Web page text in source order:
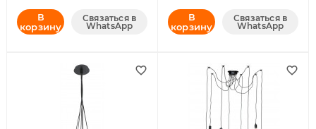
В
корзину
Связаться в
WhatsApp
В
корзину
Связаться в
WhatsApp